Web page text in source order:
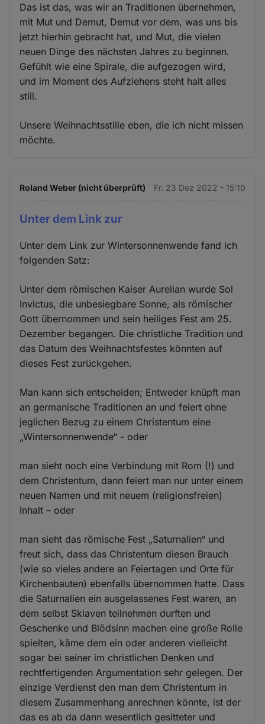
Das ist das, was wir an Traditionen übernehmen,
mit Mut und Demut, Demut vor dem, was uns bis
jetzt hierhin gebracht hat, und Mut, die vielen
neuen Dinge des nächsten Jahres zu beginnen.
Gefühlt wie eine Spirale, die aufgezogen wird,
und im Moment des Aufziehens steht halt alles
still.
Unsere Weihnachtsstille eben, die ich nicht missen
möchte.
Roland Weber (nicht überprüft) Fr. 23 Dez 2022 - 15:10
Unter dem Link zur
Unter dem Link zur Wintersonnenwende fand ich
folgenden Satz:
Unter dem römischen Kaiser Aurelian wurde Sol
Invictus, die unbesiegbare Sonne, als römischer
Gott übernommen und sein heiliges Fest am 25.
Dezember begangen. Die christliche Tradition und
das Datum des Weihnachtsfestes könnten auf
dieses Fest zurückgehen.
Man kann sich entscheiden; Entweder knüpft man
an germanische Traditionen an und feiert ohne
jeglichen Bezug zu einem Christentum eine
„Wintersonnenwende“ - oder
man sieht noch eine Verbindung mit Rom (!) und
dem Christentum, dann feiert man nur unter einem
neuen Namen und mit neuem (religionsfreien)
Inhalt – oder
man sieht das römische Fest „Saturnalien“ und
freut sich, dass das Christentum diesen Brauch
(wie so vieles andere an Feiertagen und Orte für
Kirchenbauten) ebenfalls übernommen hatte. Dass
die Saturnalien ein ausgelassenes Fest waren, an
dem selbst Sklaven teilnehmen durften und
Geschenke und Blödsinn machen eine große Rolle
spielten, käme dem ein oder anderen vielleicht
sogar bei seiner im christlichen Denken und
rechtfertigenden Argumentation sehr gelegen. Der
einzige Verdienst den man dem Christentum in
diesem Zusammenhang anrechnen könnte, ist der
das es ab da dann wesentlich gesitteter und